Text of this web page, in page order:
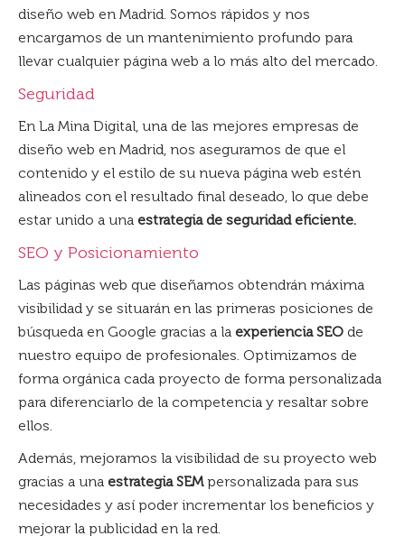
diseño web en Madrid. Somos rápidos y nos
encargamos de un mantenimiento profundo para
llevar cualquier página web a lo más alto del mercado.
Seguridad
En La Mina Digital, una de las mejores empresas de
diseño web en Madrid, nos aseguramos de que el
contenido y el estilo de su nueva página web estén
alineados con el resultado final deseado, lo que debe
estar unido a una estrategia de seguridad eficiente.
SEO y Posicionamiento
Las páginas web que diseñamos obtendrán máxima
visibilidad y se situarán en las primeras posiciones de
búsqueda en Google gracias a la experiencia SEO de
nuestro equipo de profesionales. Optimizamos de
forma orgánica cada proyecto de forma personalizada
para diferenciarlo de la competencia y resaltar sobre
ellos.
Además, mejoramos la visibilidad de su proyecto web
gracias a una estrategia SEMpersonalizada para sus
necesidades y así poder incrementar los beneficios y
mejorar la publicidad en la red.